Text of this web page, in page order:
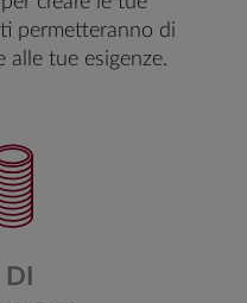
permetteranno di
alle tue esigenze.